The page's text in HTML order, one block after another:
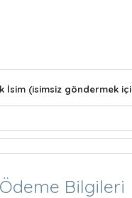
İsim (isimsiz göndermek
Ödeme Bilgileri